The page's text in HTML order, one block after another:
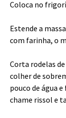
Coloca no
Estende a
com farinha, o
Corta rodelas
colher de
pouco de água
chame rissol e